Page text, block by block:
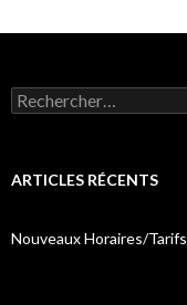
Rechercher :
ARTICLES RÉCENTS
Nouveaux Horaires/Tarifs